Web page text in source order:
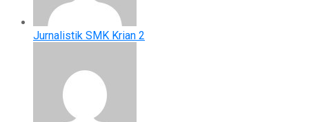
Jurnalistik SMK Krian 2